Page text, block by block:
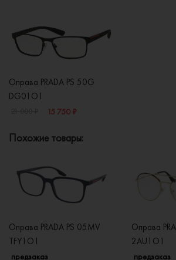
Оправа PRADA PS 50G
DG01O1
15 750 ₽
Похожие товары:
Оправа PRADA PS 05MV
TFY1O1
предзаказ
Оправа
2AU1O1
предзаказ